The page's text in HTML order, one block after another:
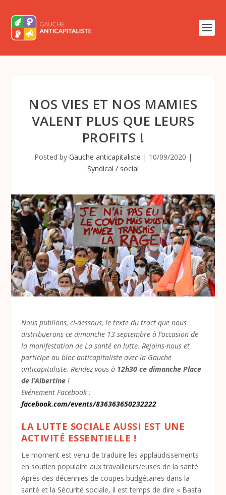
NOS VIES ET NOS MAMIES
VALENT PLUS QUE LEURS
PROFITS !
Posted by Gauche anticapitaliste | 10/09/2020 |
Syndical / social
Nous publions, ci-dessous, le texte du tract que nous
distribuerons ce dimanche 13 septembre à l’occasion de
la manifestation de La santé en lutte. Rejoins-nous et
participe au bloc anticapitaliste avec la Gauche
anticapitaliste. Rendez-vous à 12h30 ce dimanche Place
de l’Albertine !
Evénement Facebook :
facebook.com/events/836363650232222
LA LUTTE SOCIALE AUSSI EST UNE
ACTIVITÉ ESSENTIELLE !
Le moment est venu de traduire les applaudissements
en soutien populaire aux travailleurs/euses de la santé.
Après des décennies de coupes budgétaires dans la
santé et la Sécurité sociale, il est temps de dire « Basta